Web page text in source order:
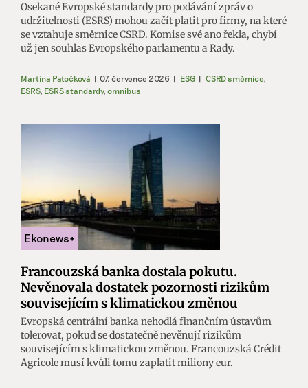
Osekané Evropské standardy pro podávání zpráv o
udržitelnosti (ESRS) mohou začít platit pro firmy, na které
se vztahuje směrnice CSRD. Komise své ano řekla, chybí
už jen souhlas Evropského parlamentu a Rady.
Martina Patočková | 07. července 2026 | ESG | CSRD směrnice,
ESRS, ESRS standardy, omnibus
Francouzská banka dostala pokutu.
Nevěnovala dostatek pozornosti rizikům
souvisejícím s klimatickou změnou
Evropská centrální banka nehodlá finančním ústavům
tolerovat, pokud se dostatečně nevěnují rizikům
souvisejícím s klimatickou změnou. Francouzská Crédit
Agricole musí kvůli tomu zaplatit miliony eur.